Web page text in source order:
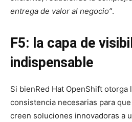
entrega de valor al negocio”.
F5: la capa de
indispensable
Si bienRed Hat OpenShift otorga
consistencia necesarias para
creen soluciones innovadoras a